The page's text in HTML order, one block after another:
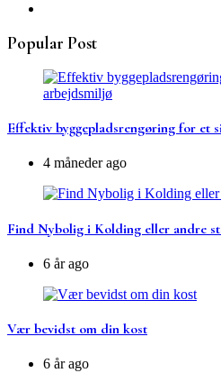
Popular Post
Effektiv byggepladsrengøring for et
4 måneder ago
Find Nybolig i Kolding eller andre
6 år ago
Vær bevidst om din kost
6 år ago